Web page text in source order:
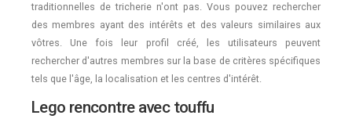
traditionnelles de tricherie n'ont pas. Vous pouvez rechercher
des membres ayant des intérêts et des valeurs similaires aux
vôtres. Une fois leur profil créé, les utilisateurs peuvent
rechercher d'autres membres sur la base de critères spécifiques
tels que l'âge, la localisation et les centres d'intérêt.
Lego rencontre avec touffu